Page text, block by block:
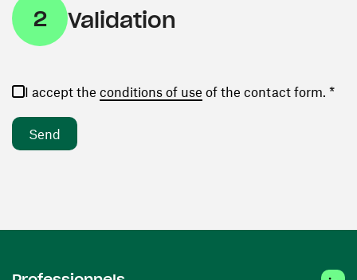
2 Validation
I accept the conditions of use (opens in a new window)
of the contact form. *